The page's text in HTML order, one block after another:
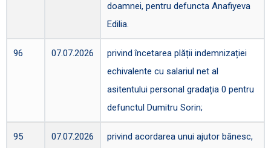
doamnei, pentru defuncta Anafiyeva
Edilia.
96 07.07.2026
privind încetarea plății indemnizației
echivalente cu salariul net al
asitentului personal gradația 0 pentru
defunctul Dumitru Sorin;
95 07.07.2026
privind acordarea unui ajutor bănesc,